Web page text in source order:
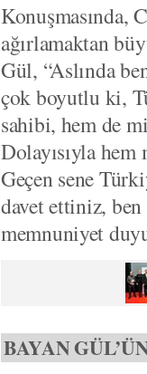
Konuşmasında,
ağırlamaktan
Gül, “Aslında
çok boyutlu ki,
sahibi, hem de
Dolayısıyla
Geçen sene
davet ettiniz,
memnuniyet
BAYAN